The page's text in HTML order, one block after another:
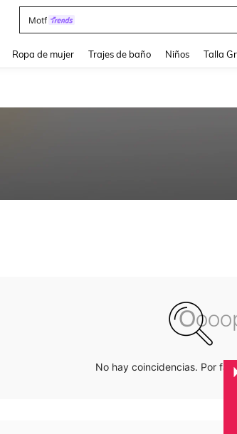
Motf
Ropa de mujer Trajes de baño Niños Talla
No hay coincidencias. Por